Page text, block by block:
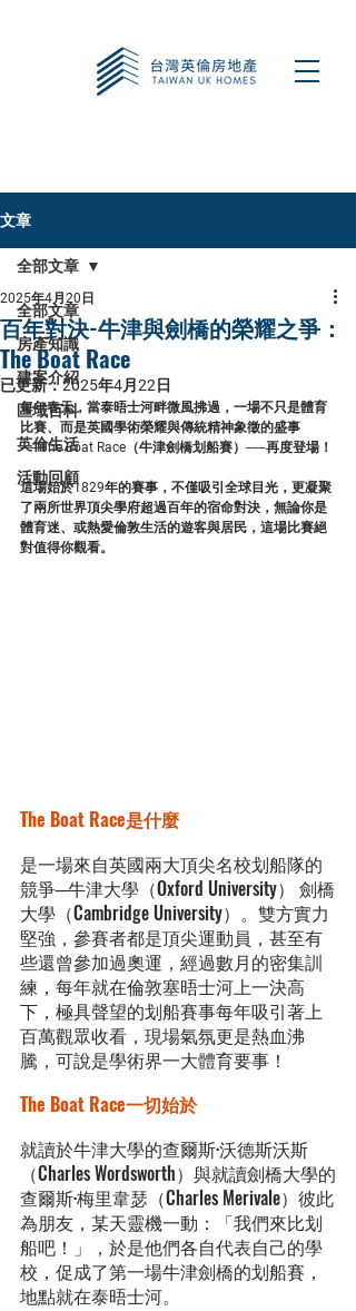
文章
全部文章
房產知識
建案介紹
區域百科
英倫生活
活動回顧
全部文章
百年對決-牛津與劍橋的榮耀之爭：
The Boat Race
2025年4月20日
已更新：2025年4月22日
每年春天，當泰晤士河畔微風拂過，一場不只是體育
比賽、而是英國學術榮耀與傳統精神象徵的盛事
──The Boat Race（牛津劍橋划船賽） ──再度登場！
這場始於1829年的賽事，不僅吸引全球目光，更凝聚
了兩所世界頂尖學府超過百年的宿命對決，無論你是
體育迷、或熱愛倫敦生活的遊客與居民，這場比賽絕
對值得你觀看。
The Boat Race是什麼
是一場來自英國兩大頂尖名校划船隊的
競爭─牛津大學（Oxford University） 劍橋
大學（Cambridge University）。雙方實力
堅強，參賽者都是頂尖運動員，甚至有
些還曾參加過奧運，經過數月的密集訓
練，每年就在倫敦塞晤士河上一決高
下，極具聲望的划船賽事每年吸引著上
百萬觀眾收看，現場氣氛更是熱血沸
騰，可說是學術界一大體育要事！
The Boat Race一切始於
就讀於牛津大學的查爾斯·沃德斯沃斯
（Charles Wordsworth）與就讀劍橋大學的
查爾斯·梅里韋瑟（Charles Merivale）彼此
為朋友，某天靈機一動：「我們來比划
船吧！」，於是他們各自代表自己的學
校，促成了第一場牛津劍橋的划船賽，
地點就在泰晤士河。